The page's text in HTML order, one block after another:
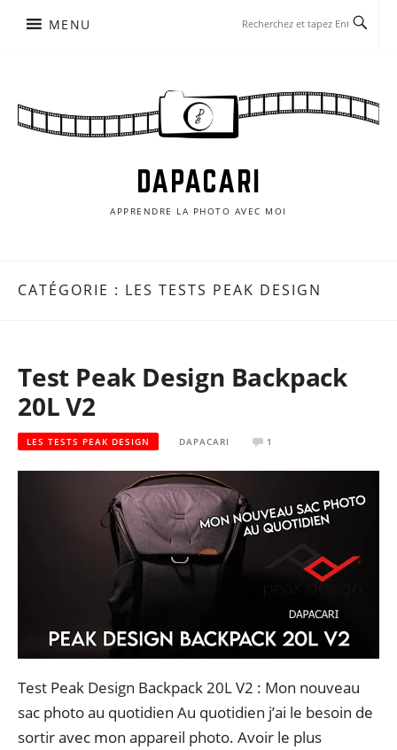
MENU
DAPACARI
APPRENDRE LA PHOTO AVEC MOI
CATÉGORIE : LES TESTS PEAK DESIGN
Test Peak Design Backpack
20L V2
LES TESTS PEAK DESIGN DAPACARI 1
Test Peak Design Backpack 20L V2 : Mon nouveau
sac photo au quotidien Au quotidien j’ai le besoin de
sortir avec mon appareil photo. Avoir le plus